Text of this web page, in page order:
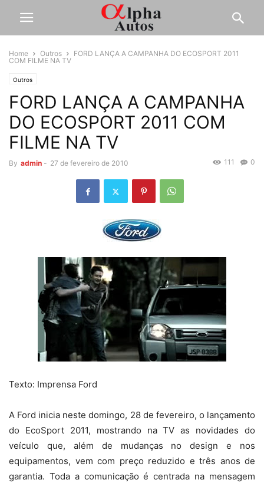
Home Outros
FORD LANÇA A CAMPANHA DO ECOSPORT 2011
COM FILME NA TV
Outros
FORD LANÇA A CAMPANHA
DO ECOSPORT 2011 COM
FILME NA TV
By admin - 27 de fevereiro de 2010 0
111
Texto: Imprensa Ford
A Ford inicia neste domingo, 28 de fevereiro, o lançamento
do EcoSport 2011, mostrando na TV as novidades do
veículo que, além de mudanças no design e nos
equipamentos, vem com preço reduzido e três anos de
garantia. Toda a comunicação é centrada na mensagem